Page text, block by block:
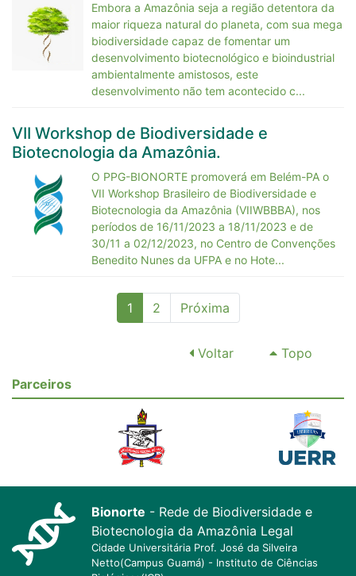
Embora a Amazônia seja a região detentora da
maior riqueza natural do planeta, com sua mega
biodiversidade capaz de fomentar um
desenvolvimento biotecnológico e bioindustrial
ambientalmente amistosos, este
desenvolvimento não tem acontecido c...
VII Workshop de Biodiversidade e
Biotecnologia da Amazônia.
O PPG-BIONORTE promoverá em Belém-PA o
VII Workshop Brasileiro de Biodiversidade e
Biotecnologia da Amazônia (VIIWBBBA), nos
períodos de 16/11/2023 a 18/11/2023 e de
30/11 a 02/12/2023, no Centro de Convenções
Benedito Nunes da UFPA e no Hote...
1(current)
2 Próxima
Voltar
Topo
Parceiros
Bionorte - Rede de Biodiversidade e
Biotecnologia da Amazônia Legal
Cidade Universitária Prof. José da Silveira
Netto(Campus Guamá) - Instituto de Ciências